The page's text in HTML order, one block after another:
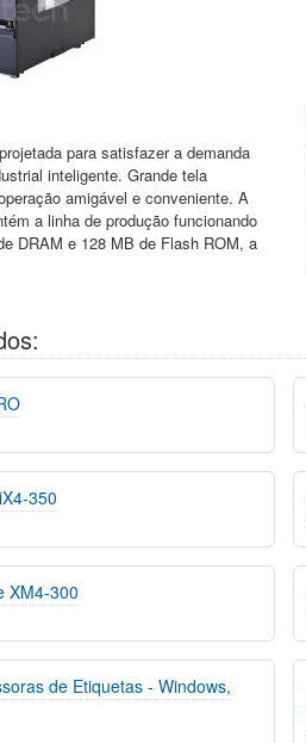
para satisfazer a demanda
inteligente. Grande tela
amigável e conveniente. A
a linha de produção funcionando
DRAM e 128 MB de Flash ROM, a
350
XM4-300
de Etiquetas - Windows,